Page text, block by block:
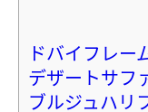
ドバイフレー
デザートサフ
ブルジュハリ